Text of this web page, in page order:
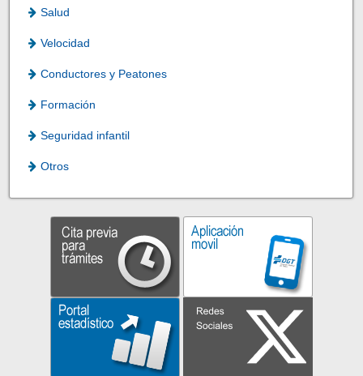
Salud
Velocidad
Conductores y Peatones
Formación
Seguridad infantil
Otros